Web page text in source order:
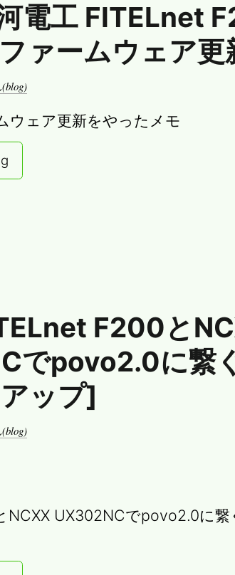
電工 FITELnet
ァームウェア更
ウェア更新をやったメモ
F200と
でpovo2.0に繋
ップ]
NCXX UX302NCでpovo2.0に繋